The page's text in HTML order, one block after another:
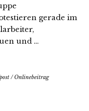
gerade im
und …
/Onlinebeitrag